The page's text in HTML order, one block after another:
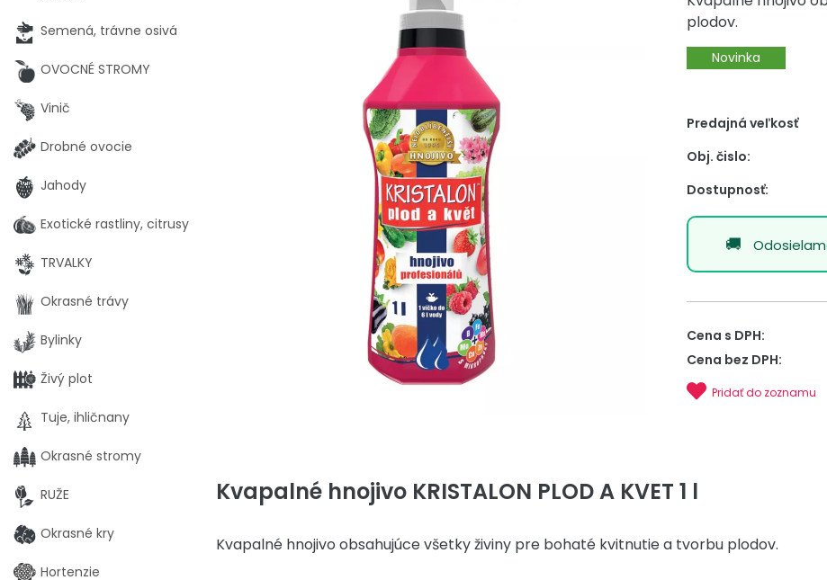
plodov.
Novinka
Predajná veľkosť
Obj. čislo:
Dostupnosť:
Cena s DPH:
Cena bez DPH:
Pridať do zoznamu
Kvapalné hnojivo KRISTALON PLOD A KVET 1 l
Kvapalné hnojivo obsahujúce všetky živiny pre bohaté kvitnutie a tvorbu plodov.
Semená, trávne osivá
OVOCNÉ STROMY
Vinič
Drobné ovocie
Jahody
Exotické rastliny, citrusy
TRVALKY
Okrasné trávy
Bylinky
Živý plot
Tuje, ihličnany
Okrasné stromy
RUŽE
Okrasné kry
Hortenzie